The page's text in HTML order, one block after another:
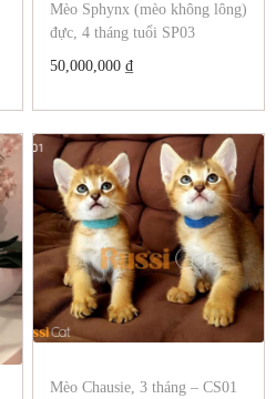
Mèo Sphynx (mèo không lông)
đực, 4 tháng tuổi SP03
50,000,000 ₫
Mèo Chausie, 3 tháng – CS01